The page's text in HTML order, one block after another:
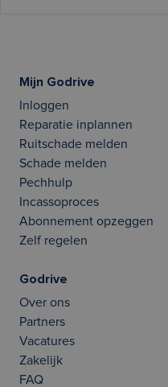
Mijn Godrive
Inloggen
Reparatie inplannen
Ruitschade melden
Schade melden
Pechhulp
Incassoproces
Abonnement opzeggen
Zelf regelen
Godrive
Over ons
Partners
Vacatures
Zakelijk
FAQ